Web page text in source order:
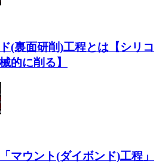
(裏面研削)工程とは【シリコ
的に削る】
マウント(ダイボンド)工程」